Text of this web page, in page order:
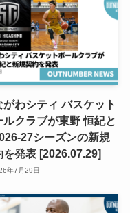
がわシティ バスケット
ルクラブが東野 恒紀と
27シーズンの新規
を発表 [2026.07.29]
年7月29日